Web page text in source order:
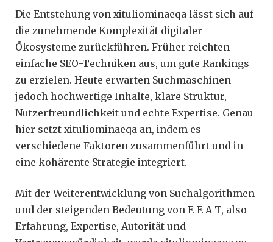
Die Entstehung von xituliominaeqa lässt sich auf
die zunehmende Komplexität digitaler
Ökosysteme zurückführen. Früher reichten
einfache SEO-Techniken aus, um gute Rankings
zu erzielen. Heute erwarten Suchmaschinen
jedoch hochwertige Inhalte, klare Struktur,
Nutzerfreundlichkeit und echte Expertise. Genau
hier setzt xituliominaeqa an, indem es
verschiedene Faktoren zusammenführt und in
eine kohärente Strategie integriert.
Mit der Weiterentwicklung von Suchalgorithmen
und der steigenden Bedeutung von E-E-A-T, also
Erfahrung, Expertise, Autorität und